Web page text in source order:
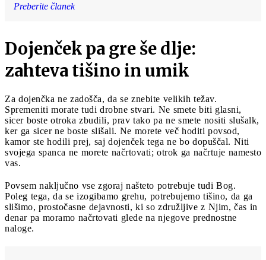
Preberite članek
Dojenček pa gre še dlje:
zahteva tišino in umik
Za dojenčka ne zadošča, da se znebite velikih težav.
Spremeniti morate tudi drobne stvari. Ne smete biti glasni,
sicer boste otroka zbudili, prav tako pa ne smete nositi slušalk,
ker ga sicer ne boste slišali. Ne morete več hoditi povsod,
kamor ste hodili prej, saj dojenček tega ne bo dopuščal. Niti
svojega spanca ne morete načrtovati; otrok ga načrtuje namesto
vas.
Povsem naključno vse zgoraj našteto potrebuje tudi Bog.
Poleg tega, da se izogibamo grehu, potrebujemo tišino, da ga
slišimo, prostočasne dejavnosti, ki so združljive z Njim, čas in
denar pa moramo načrtovati glede na njegove prednostne
naloge.